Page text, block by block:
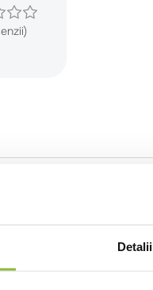
Detalii